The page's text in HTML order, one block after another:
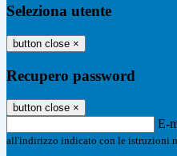
Seleziona utente
button close ×
Recupero password
button close ×
E-
all'indirizzo indicato con le istruzioni